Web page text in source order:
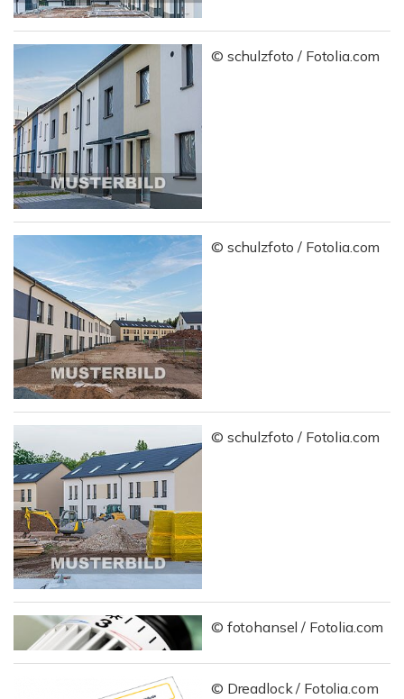
© schulzfoto / Fotolia.com
© schulzfoto / Fotolia.com
© schulzfoto / Fotolia.com
© fotohansel / Fotolia.com
© Dreadlock / Fotolia.com